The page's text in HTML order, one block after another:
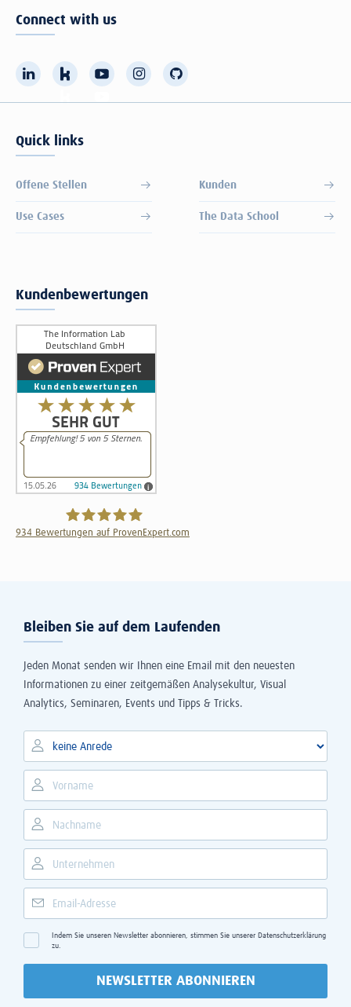
Connect with us
Quick links
Offene Stellen Kunden
Use Cases The Data School
Kundenbewertungen
934 Bewertungen auf ProvenExpert.com
Bleiben Sie auf dem Laufenden
Jeden Monat senden wir Ihnen eine Email mit den neuesten
Informationen zu einer zeitgemäßen Analysekultur, Visual
Analytics, Seminaren, Events und Tipps & Tricks.
Indem Sie unseren Newsletter abonnieren, stimmen Sie unserer Datenschutzerklärung
zu.
NEWSLETTER ABONNIEREN